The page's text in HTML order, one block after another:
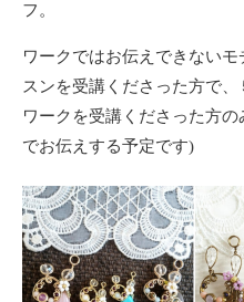
フ。
ワークではお伝えできないモ
スンを受講くださった方で
ワークを受講くださった方
でお伝えする予定です)